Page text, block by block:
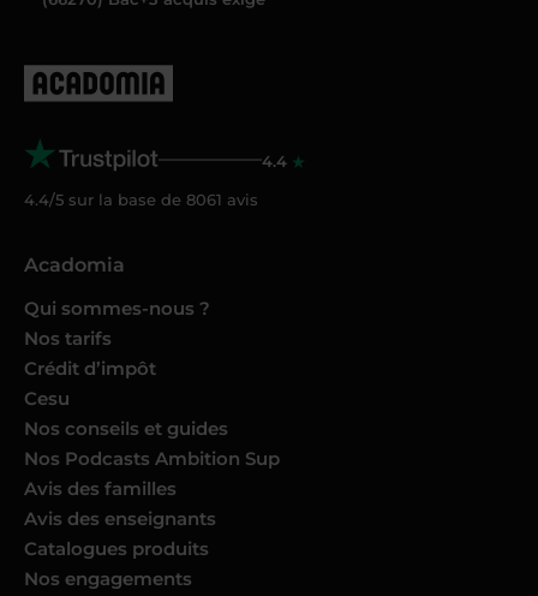
4.4
4.4/5 sur la base de 8061 avis
Acadomia
Qui sommes-nous ?
Nos tarifs
Crédit d’impôt
Cesu
Nos conseils et guides
Nos Podcasts Ambition Sup
Avis des familles
Avis des enseignants
Catalogues produits
Nos engagements